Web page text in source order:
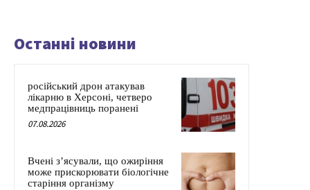
Останні новини
російський дрон атакував
лікарню в Херсоні, четверо
медпрацівниць поранені
07.08.2026
Вчені з’ясували, що ожиріння
може прискорювати біологічне
старіння організму